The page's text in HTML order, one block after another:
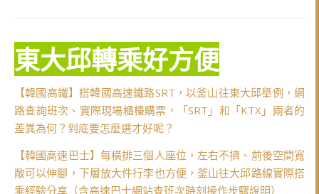
東大邱轉乘好方便
【韓國高鐵】搭韓國高速鐵路SRT，以釜山往東大邱舉例，網
路查詢班次、實際現場櫃檯購票，「SRT」和「KTX」兩者的
差異為何？到底要怎麼選才好呢？
【韓國高速巴士】每橫排三個人座位，左右不擠、前後空間寬
敞可以伸腳，下層放大件行李也方便，釜山往大邱路線實際搭
乘經驗分享（含高速巴士網站查班次時刻操作步驟說明）